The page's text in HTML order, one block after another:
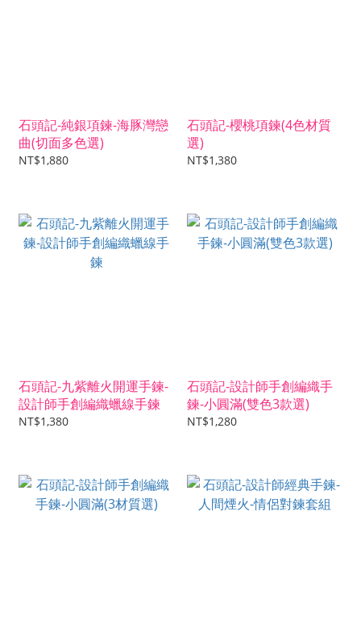
石頭記-純銀項鍊-海豚灣戀
曲(切面多色選)
NT$1,880
石頭記-櫻桃項鍊(4色材質
選)
NT$1,380
石頭記-九紫離火開運手鍊-
設計師手創編織蠟線手鍊
NT$1,380
石頭記-設計師手創編織手
鍊-小圓滿(雙色3款選)
NT$1,280